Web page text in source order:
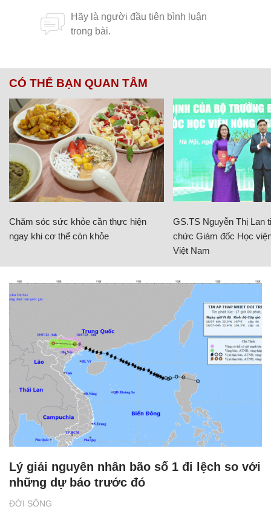
CÓ THỂ BẠN QUAN TÂM
Chăm sóc sức khỏe cần thực hiện
ngay khi cơ thể còn khỏe
GS.TS Nguyễn Thị Lan
chức Giám đốc Học
Việt Nam
ĐỜI SỐNG
Lý giải nguyên nhân bão số 1 đi lệch so với
những dự báo trước đó